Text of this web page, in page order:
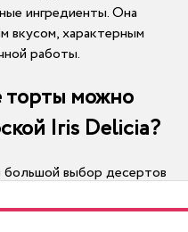
ингредиенты. Она
вкусом, характерным
работы.
торты можно
Iris Delicia?
большой выбор десертов
торт,